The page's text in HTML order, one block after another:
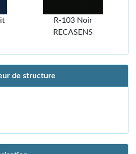
R-103 Noir
RECASENS
de structure